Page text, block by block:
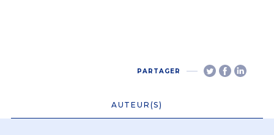
PARTAGER
AUTEUR(S)